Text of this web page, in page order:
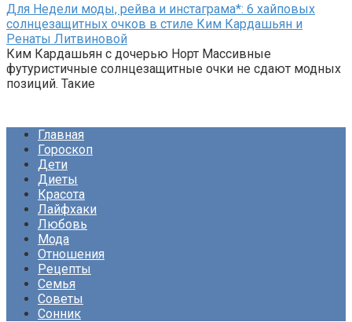
Для Недели моды, рейва и инстаграма*: 6 хайповых
солнцезащитных очков в стиле Ким Кардашьян и
Ренаты Литвиновой
Ким Кардашьян с дочерью Норт Массивные
футуристичные солнцезащитные очки не сдают модных
позиций. Такие
Главная
Гороскоп
Дети
Диеты
Красота
Лайфхаки
Любовь
Мода
Отношения
Рецепты
Семья
Советы
Сонник